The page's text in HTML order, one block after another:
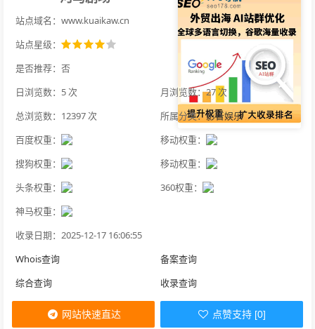
站点域名：www.kuaikaw.cn
站点星级：
是否推荐：否
日浏览数：5 次
月浏览数：27 次
总浏览数：12397 次
所属分类：影音娱乐
百度权重：
移动权重：
搜狗权重：
移动权重：
头条权重：
360权重：
神马权重：
收录日期：2025-12-17 16:06:55
Whois查询
备案查询
综合查询
收录查询
网站快速直达 点赞支持 [0]